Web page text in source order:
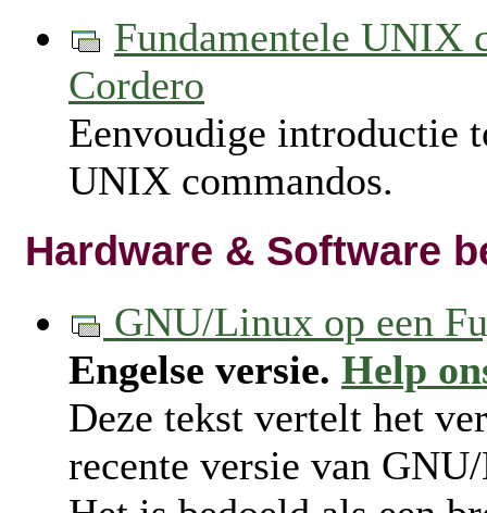
Fundamentele UNIX
Cordero
Eenvoudige introductie
UNIX commandos.
Hardware & Software
GNU/Linux op een
Engelse versie. Help
Deze tekst vertelt het
recente versie van